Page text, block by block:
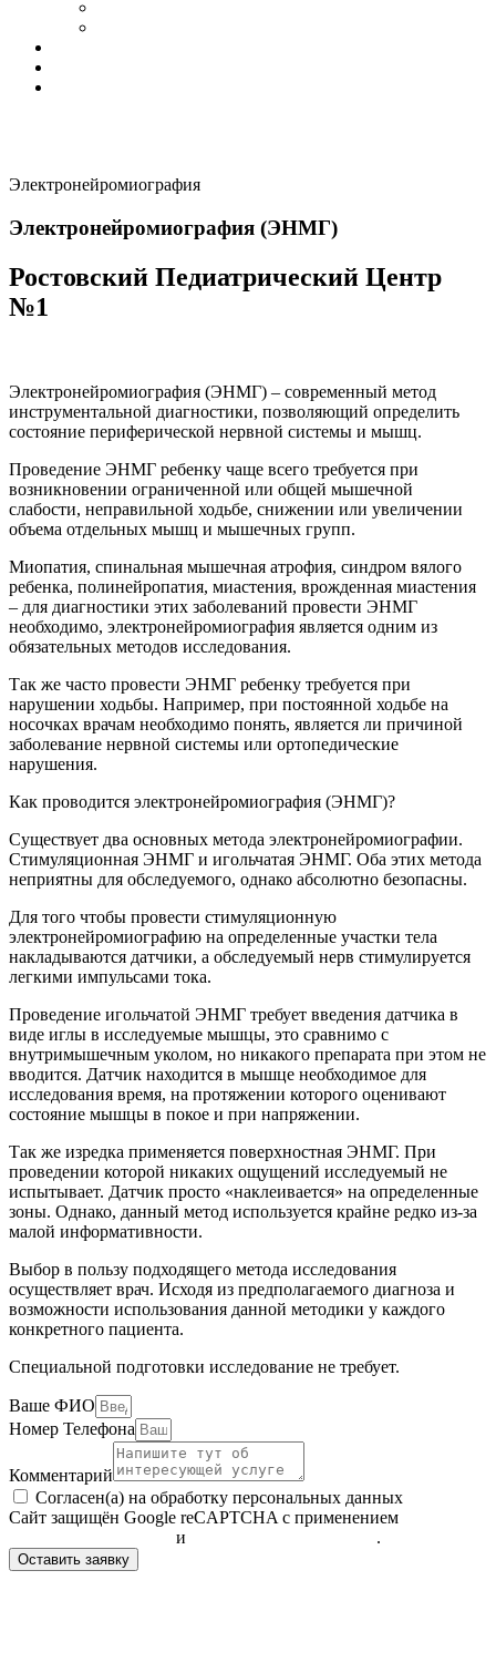
Электронейромиография
Электронейромиография (ЭНМГ)
Ростовский Педиатрический Центр
№1
Электронейромиография (ЭНМГ) – современный метод
инструментальной диагностики, позволяющий определить
состояние периферической нервной системы и мышц.
Проведение ЭНМГ ребенку чаще всего требуется при
возникновении ограниченной или общей мышечной
слабости, неправильной ходьбе, снижении или увеличении
объема отдельных мышц и мышечных групп.
Миопатия, спинальная мышечная атрофия, синдром вялого
ребенка, полинейропатия, миастения, врожденная миастения
– для диагностики этих заболеваний провести ЭНМГ
необходимо, электронейромиография является одним из
обязательных методов исследования.
Так же часто провести ЭНМГ ребенку требуется при
нарушении ходьбы. Например, при постоянной ходьбе на
носочках врачам необходимо понять, является ли причиной
заболевание нервной системы или ортопедические
нарушения.
Как проводится электронейромиография (ЭНМГ)?
Существует два основных метода электронейромиографии.
Стимуляционная ЭНМГ и игольчатая ЭНМГ. Оба этих метода
неприятны для обследуемого, однако абсолютно безопасны.
Для того чтобы провести стимуляционную
электронейромиографию на определенные участки тела
накладываются датчики, а обследуемый нерв стимулируется
легкими импульсами тока.
Проведение игольчатой ЭНМГ требует введения датчика в
виде иглы в исследуемые мышцы, это сравнимо с
внутримышечным уколом, но никакого препарата при этом не
вводится. Датчик находится в мышце необходимое для
исследования время, на протяжении которого оценивают
состояние мышцы в покое и при напряжении.
Так же изредка применяется поверхностная ЭНМГ. При
проведении которой никаких ощущений исследуемый не
испытывает. Датчик просто «наклеивается» на определенные
зоны. Однако, данный метод используется крайне редко из-за
малой информативности.
Выбор в пользу подходящего метода исследования
осуществляет врач. Исходя из предполагаемого диагноза и
возможности использования данной методики у каждого
конкретного пациента.
Специальной подготовки исследование не требует.
Ваше ФИО
Номер Телефона
Комментарий
Согласен(а) на обработку персональных данных
Сайт защищён Google reCAPTCHA с применением
и .
Оставить заявку